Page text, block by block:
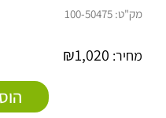
מק"ט: 100-50475
מחיר: ₪1,020